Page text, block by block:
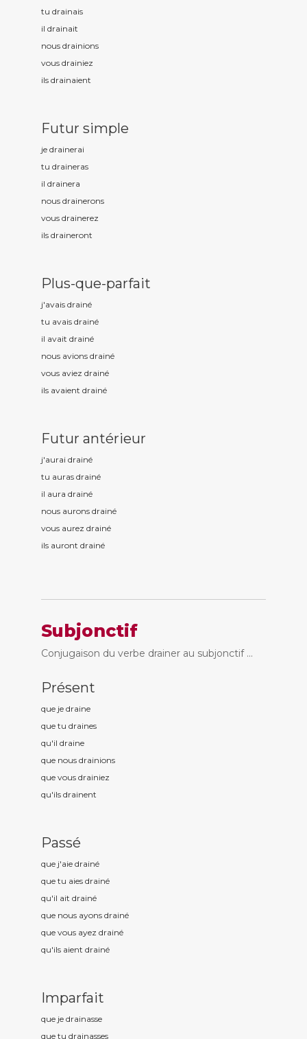
tu drainais
il drainait
nous drainions
vous drainiez
ils drainaient
Futur simple
je drainerai
tu draineras
il drainera
nous drainerons
vous drainerez
ils draineront
Plus-que-parfait
j'avais drainé
tu avais drainé
il avait drainé
nous avions drainé
vous aviez drainé
ils avaient drainé
Futur antérieur
j'aurai drainé
tu auras drainé
il aura drainé
nous aurons drainé
vous aurez drainé
ils auront drainé
Subjonctif
Conjugaison du verbe drainer au subjonctif ...
Présent
que je draine
que tu draines
qu'il draine
que nous drainions
que vous drainiez
qu'ils drainent
Passé
que j'aie drainé
que tu aies drainé
qu'il ait drainé
que nous ayons drainé
que vous ayez drainé
qu'ils aient drainé
Imparfait
que je drainasse
que tu drainasses